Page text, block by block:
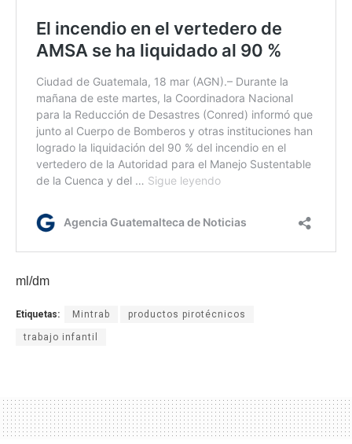
ml/dm
Etiquetas: Mintrab productos pirotécnicos
trabajo infantil